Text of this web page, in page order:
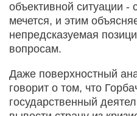
объективной ситуации -
мечется, и этим
непредсказуемая
вопросам.
Даже поверхностный
говорит о том, что
государственный